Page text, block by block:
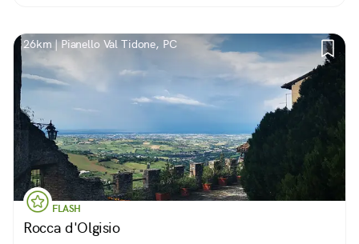
26km | Pianello Val Tidone, PC
FLASH
Rocca d'Olgisio